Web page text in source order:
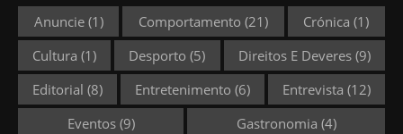
Anuncie(1) Comportamento (21) Crónica (1)
Cultura (1) Desporto (5) Direitos E Deveres(9)
Editorial (8) Entretenimento (6) Entrevista (12)
Eventos(9) Gastronomia (4)